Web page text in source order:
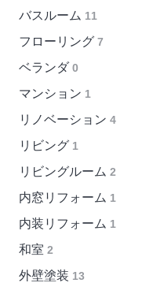
バスルーム 11
フローリング 7
ベランダ 0
マンション 1
リノベーション 4
リビング 1
リビングルーム 2
内窓リフォーム 1
内装リフォーム 1
和室 2
外壁塗装 13